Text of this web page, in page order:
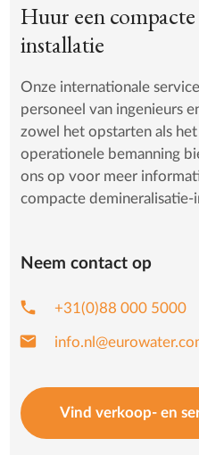
Huur een
installatie
Onze internationale
personeel van ingenieurs
zowel het opstarten als
operationele bemanning
ons op voor meer
compacte demineralisatie-
Neem contact op
phone +31(0)88 000 5000
mail
Vind verkoop- en